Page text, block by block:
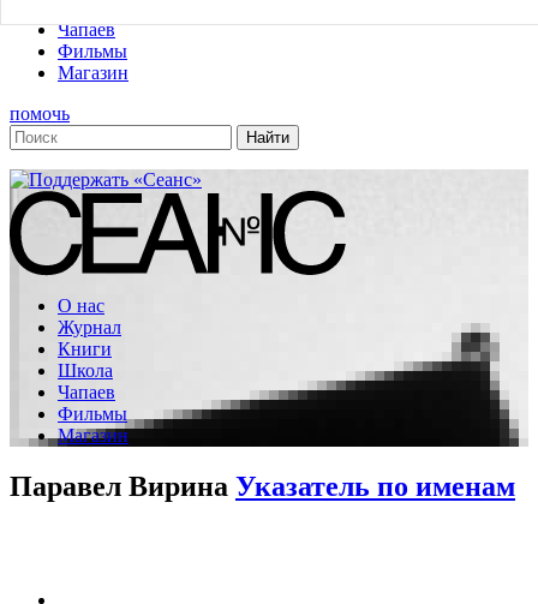
Чапаев
Фильмы
Магазин
помочь
О нас
Журнал
Книги
Школа
Чапаев
Фильмы
Магазин
Паравел Вирина Указатель по именам